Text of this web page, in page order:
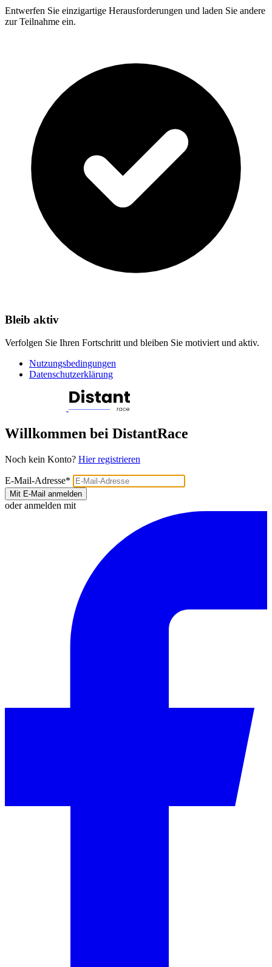
Entwerfen Sie einzigartige Herausforderungen und laden Sie andere
zur Teilnahme ein.
Bleib aktiv
Verfolgen Sie Ihren Fortschritt und bleiben Sie motiviert und aktiv.
Nutzungsbedingungen
Datenschutzerklärung
Willkommen bei DistantRace
Noch kein Konto? Hier registrieren
E-Mail-Adresse*
Mit E-Mail anmelden
oder anmelden mit